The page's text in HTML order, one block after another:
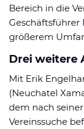
Bereich in die
Geschäftsführer
größerem
Drei weitere
Mit Erik
(Neuchatel
dem nach
Vereinssuche